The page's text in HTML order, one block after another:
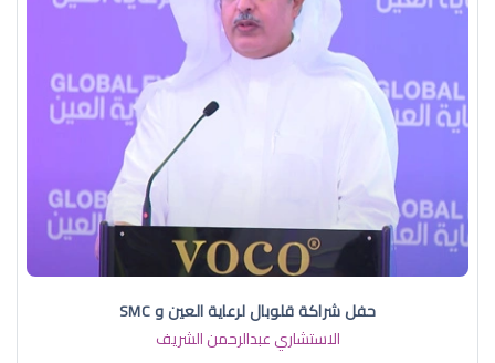
حفل شراكة قلوبال لرعاية العين و SMC
الاستشاري عبدالرحمن الشريف